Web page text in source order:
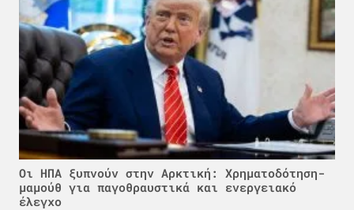
Οι ΗΠΑ ξυπνούν στην Αρκτική: Χρηματοδότηση-
μαμούθ για παγοθραυστικά και ενεργειακό
έλεγχο